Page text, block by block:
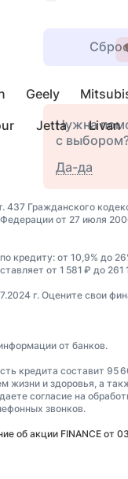
Нужна
с
Да-да
Geely
Jetta Livan
437 Гражданского
от 27 июля
кредиту: от 10,9% до
от 1 581 ₽ до 261
г. Оцените свои
от банков.
кредита составит 95
жизни и здоровья, а
согласие на
звонков.
об акции FINANCE от